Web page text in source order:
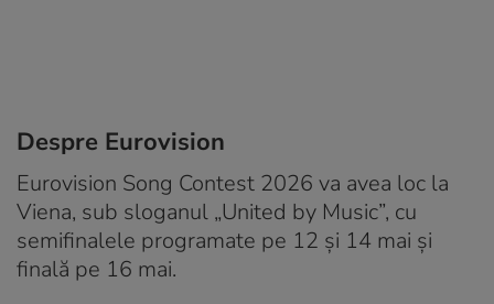
Despre Eurovision
Eurovision Song Contest 2026 va avea loc la
Viena, sub sloganul „United by Music”, cu
semifinalele programate pe 12 și 14 mai și
finală pe 16 mai.